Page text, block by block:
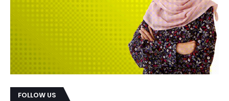
FOLLOW US